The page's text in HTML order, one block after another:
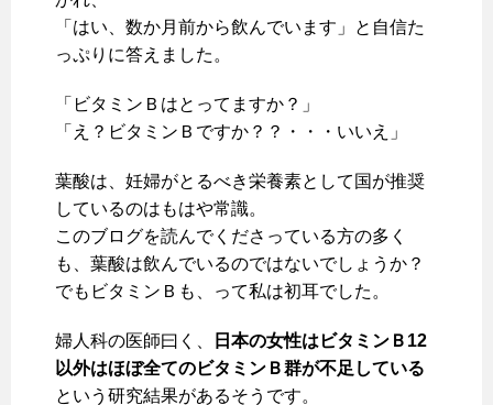
「はい、数か月前から飲んでいます」と自信た
っぷりに答えました。
「ビタミンＢはとってますか？」
「え？ビタミンＢですか？？・・・いいえ」
葉酸は、妊婦がとるべき栄養素として国が推奨
しているのはもはや常識。
このブログを読んでくださっている方の多く
も、葉酸は飲んでいるのではないでしょうか？
でもビタミンＢも、って私は初耳でした。
婦人科の医師曰く、
日本の女性はビタミンＢ12
以外はほぼ全てのビタミンＢ群が不足している
という研究結果があるそうです。